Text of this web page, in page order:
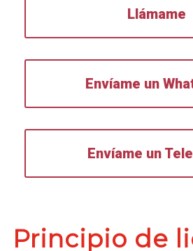
Llámame
Envíame un
Envíame un
Principio de